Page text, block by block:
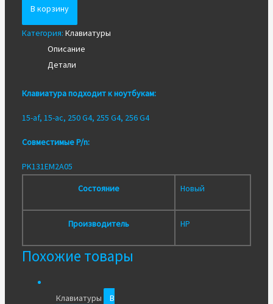
клавиатура
для
HP
и
В корзину
Категория: Клавиатуры
Описание
Детали
Клавиатура подходит к ноутбукам:
15-af, 15-ac, 250 G4, 255 G4, 256 G4
Совместимые P/n:
PK131EM2A05
Состояние
Новый
Производитель HP
Похожие товары
Клавиатуры
В